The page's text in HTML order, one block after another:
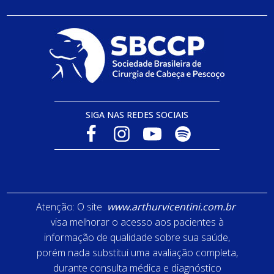
SIGA NAS REDES SOCIAIS
Atenção: O site www.arthurvicentini.com.br
visa melhorar o acesso aos pacientes à
informação de qualidade sobre sua saúde,
porém nada substitui uma avaliação completa,
durante consulta médica e diagnóstico